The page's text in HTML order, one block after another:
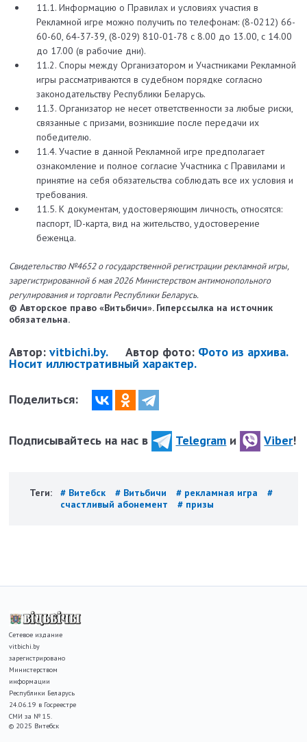
11.1. Информацию о Правилах и условиях участия в
Рекламной игре можно получить по телефонам: (8-0212) 66-
60-60, 64-37-39, (8-029) 810-01-78 с 8.00 до 13.00, с 14.00
до 17.00 (в рабочие дни).
11.2. Споры между Организатором и Участниками Рекламной
игры рассматриваются в судебном порядке согласно
законодательству Республики Беларусь.
11.3. Организатор не несет ответственности за любые риски,
связанные с призами, возникшие после передачи их
победителю.
11.4. Участие в данной Рекламной игре предполагает
ознакомление и полное согласие Участника с Правилами и
принятие на себя обязательства соблюдать все их условия и
требования.
11.5. К документам, удостоверяющим личность, относятся:
паспорт, ID-карта, вид на жительство, удостоверение
беженца.
Свидетельство №4652 о государственной регистрации рекламной игры,
зарегистрированной 6 мая 2026 Министерством антимонопольного
регулирования и торговли Республики Беларусь.
© Авторское право «Витьбичи». Гиперссылка на источник
обязательна.
Автор:vitbichi.by. Автор фото: Фото из архива.
Носит иллюстративный характер.
Поделиться:
Подписывайтесь на нас в Telegram и Viber!
Теги: # Витебск # Витьбичи # рекламная игра
#
счастливый абонемент
# призы
Сетевое издание
vitbichi.by
зарегистрировано
Министерством
информации
Республики Беларусь
24.06.19 в Госреестре
СМИ за № 15.
© 2025 Витебск